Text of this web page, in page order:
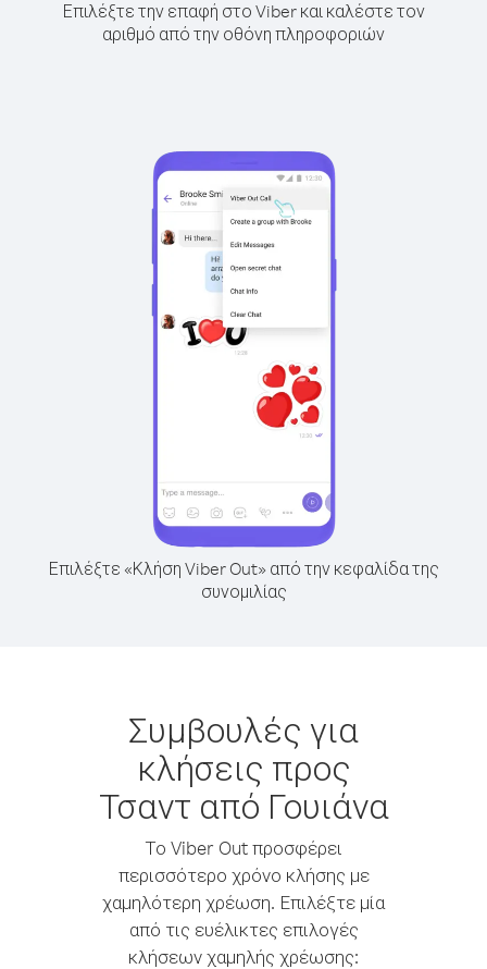
Επιλέξτε την επαφή στο Viber και καλέστε τον
αριθμό από την οθόνη πληροφοριών
Επιλέξτε «Κλήση Viber Out» από την κεφαλίδα της
συνομιλίας
Συμβουλές για
κλήσεις προς
Τσαντ από Γουιάνα
Το Viber Out προσφέρει
περισσότερο χρόνο κλήσης με
χαμηλότερη χρέωση. Επιλέξτε μία
από τις ευέλικτες επιλογές
κλήσεων χαμηλής χρέωσης: